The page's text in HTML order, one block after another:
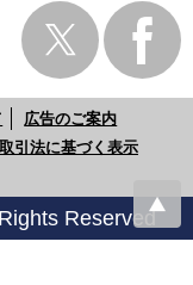
広告のご案内
引法に基づく表示
Reserved